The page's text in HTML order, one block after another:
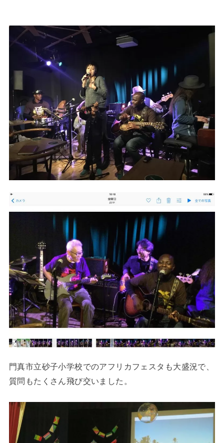
門真市立砂子小学校でのアフリカフェスタも大盛況で、
質問もたくさん飛び交いました。